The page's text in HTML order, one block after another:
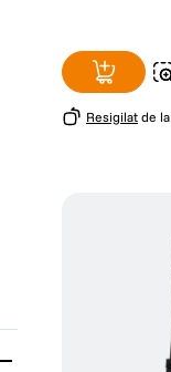
Resigilat de la